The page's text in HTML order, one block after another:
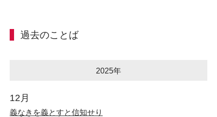
過去のことば
2025年
12月
義なきを義とすと信知せり